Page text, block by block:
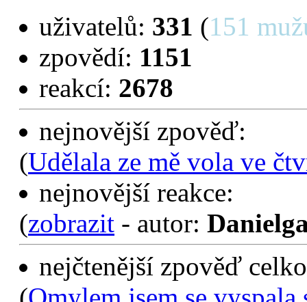
uživatelů: 331 (151
zpovědí: 1151
reakcí: 2678
nejnovější zpověď:
(Udělala ze mě vola ve
nejnovější reakce:
(zobrazit - autor:
nejčtenější zpověď